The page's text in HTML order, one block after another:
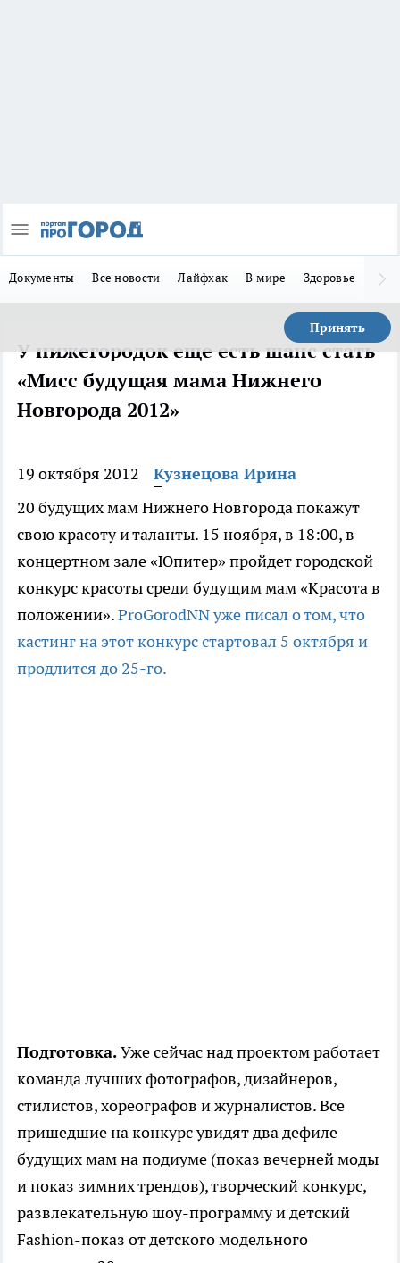
Документы Все новости Лайфхак В мире Здоровье
Принять
У нижегородок еще есть шанс стать
«Мисс будущая мама Нижнего
Новгорода 2012»
19 октября 2012
Кузнецова Ирина
20 будущих мам Нижнего Новгорода покажут
свою красоту и таланты. 15 ноября, в 18:00, в
концертном зале «Юпитер» пройдет городской
конкурс красоты среди будущим мам «Красота в
положении».ProGorodNN уже писал о том, что
кастинг на этот конкурс стартовал 5 октября и
продлится до 25-го.
Подготовка.Уже сейчас над проектом работает
команда лучших фотографов, дизайнеров,
стилистов, хореографов и журналистов. Все
пришедшие на конкурс увидят два дефиле
будущих мам на подиуме (показ вечерней моды
и показ зимних трендов), творческий конкурс,
развлекательную шоу-программу и детский
Fashion-показ от детского модельного